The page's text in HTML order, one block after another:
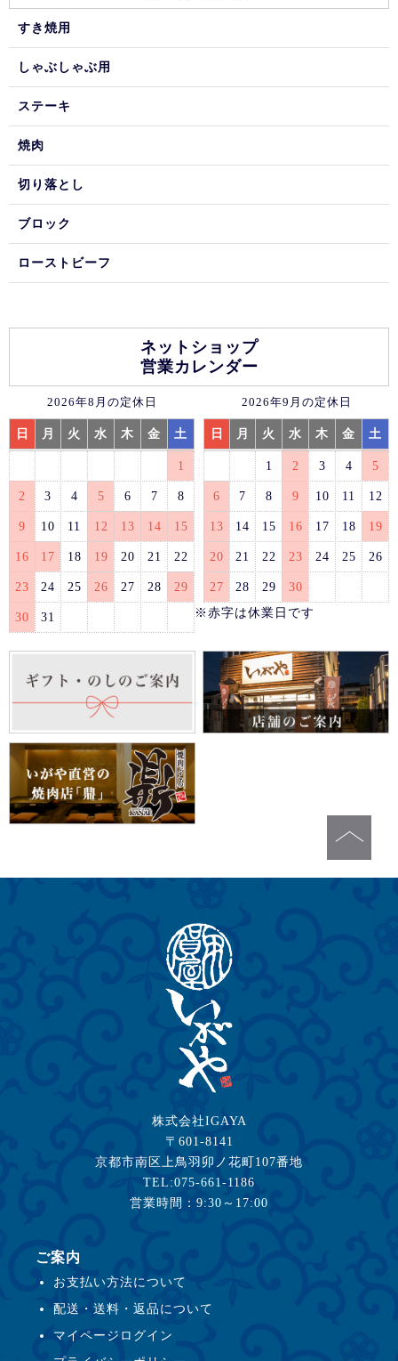
すき焼用
しゃぶしゃぶ用
ステーキ
焼肉
切り落とし
ブロック
ローストビーフ
ネットショップ
営業カレンダー
2026年8月の定休日
日 月 火 水 木 金 土
1
2 3 4 5 6 7 8
9 10 11 12 13 14 15
16 17 18 19 20 21 22
23 24 25 26 27 28 29
30 31
2026年9月の定休日
日 月 火 水 木 金 土
1 2 3 4 5
6 7 8 9 10 11 12
13 14 15 16 17 18 19
20 21 22 23 24 25 26
27 28 29
30
※赤字は休業日です
株式会社IGAYA
〒601-8141
京都市南区上鳥羽卯ノ花町107番地
TEL:075-661-1186
営業時間：9:30～17:00
ご案内
お支払い方法について
配送・送料・返品について
マイページログイン